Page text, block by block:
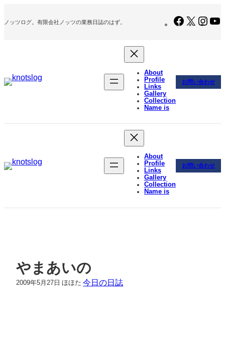
容
ノッツログ。有限会社ノッツの業務日誌のはず。 Facebook
X
About
Profile
Links
Gallery
Collection
Name is
お問い合わせ
About
Profile
Links
Gallery
Collection
Name is
お問い合わせ
やまあいの
2009年5月27日 ほほた 今日の日誌